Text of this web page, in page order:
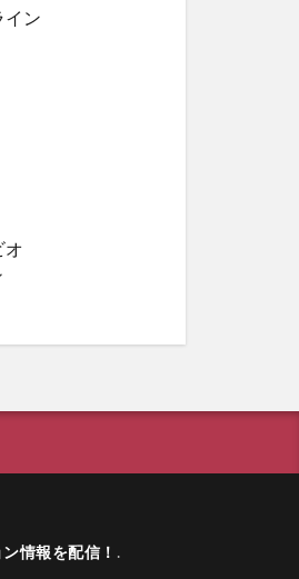
イン
オ
情報を配信！ .